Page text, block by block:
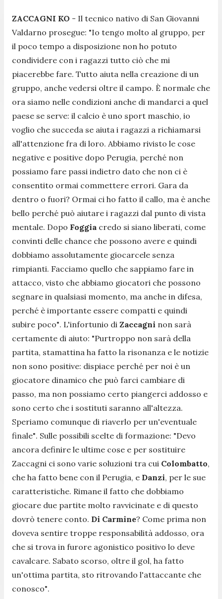
ZACCAGNI KO - Il tecnico nativo di San Giovanni
Valdarno prosegue: "Io tengo molto al gruppo, per
il poco tempo a disposizione non ho potuto
condividere con i ragazzi tutto ciò che mi
piacerebbe fare. Tutto aiuta nella creazione di un
gruppo, anche vedersi oltre il campo. È normale che
ora siamo nelle condizioni anche di mandarci a quel
paese se serve: il calcio è uno sport maschio, io
voglio che succeda se aiuta i ragazzi a richiamarsi
all'attenzione fra di loro. Abbiamo rivisto le cose
negative e positive dopo Perugia, perché non
possiamo fare passi indietro dato che non ci è
consentito ormai commettere errori. Gara da
dentro o fuori? Ormai ci ho fatto il callo, ma è anche
bello perché può aiutare i ragazzi dal punto di vista
mentale. Dopo Foggia credo si siano liberati, come
convinti delle chance che possono avere e quindi
dobbiamo assolutamente giocarcele senza
rimpianti. Facciamo quello che sappiamo fare in
attacco, visto che abbiamo giocatori che possono
segnare in qualsiasi momento, ma anche in difesa,
perché è importante essere compatti e quindi
subire poco". L'infortunio di Zaccagni non sarà
certamente di aiuto: "Purtroppo non sarà della
partita, stamattina ha fatto la risonanza e le notizie
non sono positive: dispiace perché per noi è un
giocatore dinamico che può farci cambiare di
passo, ma non possiamo certo piangerci addosso e
sono certo che i sostituti saranno all'altezza.
Speriamo comunque di riaverlo per un'eventuale
finale". Sulle possibili scelte di formazione: "Devo
ancora definire le ultime cose e per sostituire
Zaccagni ci sono varie soluzioni tra cui Colombatto,
che ha fatto bene con il Perugia, e Danzi, per le sue
caratteristiche. Rimane il fatto che dobbiamo
giocare due partite molto ravvicinate e di questo
dovrò tenere conto. Di Carmine? Come prima non
doveva sentire troppe responsabilità addosso, ora
che si trova in furore agonistico positivo lo deve
cavalcare. Sabato scorso, oltre il gol, ha fatto
un'ottima partita, sto ritrovando l'attaccante che
conosco".